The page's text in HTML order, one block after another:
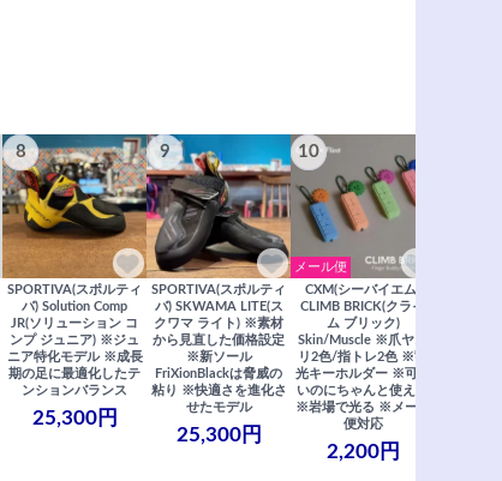
8
SPORTIVA(スポルティ
バ) Solution Comp
JR(ソリューション コ
ンプ ジュニア) ※ジュ
ニア特化モデル ※成長
期の足に最適化したテ
ンションバランス
25,300円
9
SPORTIVA(スポルティ
バ) SKWAMA LITE(ス
クワマ ライト) ※素材
から見直した価格設定
※新ソール
FriXionBlackは脅威の
粘り ※快適さを進化さ
せたモデル
25,300円
10
メール便
CXM(シーバイエム)
CLIMB BRICK(クライ
ム ブリック)
Skin/Muscle ※爪ヤス
リ2色/指トレ2色 ※蓄
光キーホルダー ※可愛
いのにちゃんと使える
※岩場で光る ※メール
便対応
2,200円